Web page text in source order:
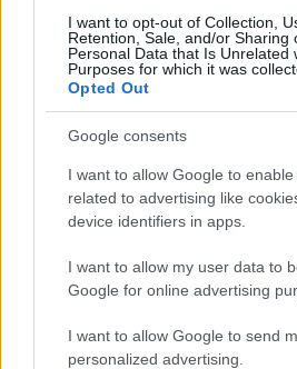
I want to opt-out of Collection,
Retention, Sale, and/or Sharing
Personal Data that Is Unrelated
Purposes for which it was
Opted Out
Google consents
I want to allow Google to
related to advertising like
device identifiers in apps.
I want to allow my user data to
Google for online advertising
I want to allow Google to send
personalized advertising.
Incendi in Gallura,
furgoni: le indagini
Cannigione celebra la
“Poker letterario”
È scontro tra
Teresa Gallura
Controlli rafforzati in
arresti e 135 denunce